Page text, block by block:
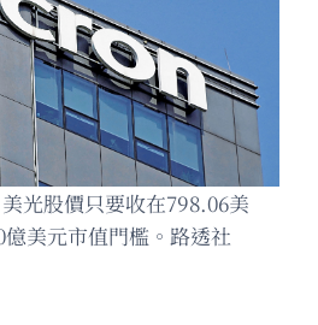
光股價只要收在798.06美
美元市值門檻。路透社